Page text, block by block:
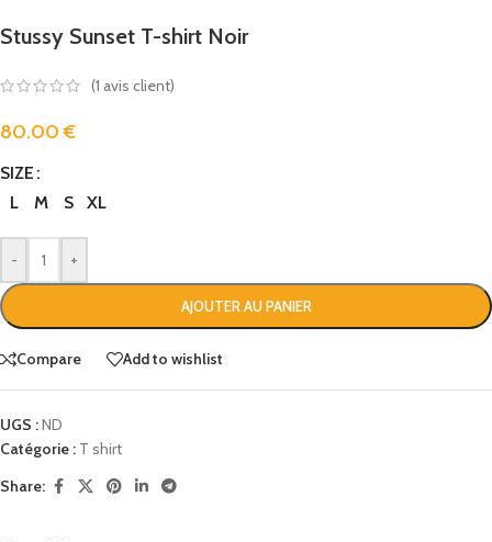
Stussy Sunset T-shirt Noir
(1 avis client)
80.00€
SIZE
L
M S XL
- +
AJOUTER AU PANIER
Compare Add to wishlist
UGS :ND
Catégorie : T shirt
Share: